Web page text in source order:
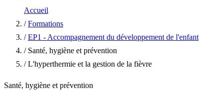
Accueil
/ Formations
/ EP1 - Accompagnement du développement de l'enfant
/ Santé, hygiène et prévention
/ L'hyperthermie et la gestion de la fièvre
Santé, hygiène et prévention